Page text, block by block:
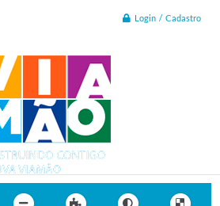
Login / Cadastro